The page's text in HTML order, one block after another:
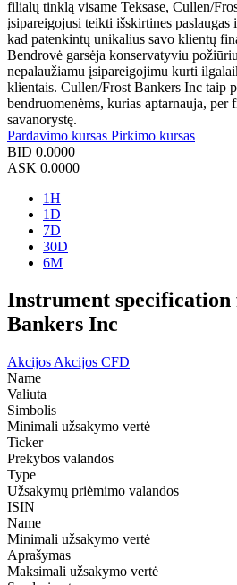
filialų tinklą visame Teksase, Cullen/
įsipareigojusi teikti išskirtines paslaugas
kad patenkintų unikalius savo klientų
Bendrovė garsėja konservatyviu
nepalaužiamu įsipareigojimu kurti
klientais. Cullen/Frost Bankers Inc taip
bendruomenėms, kurias aptarnauja,
savanorystę.
Pardavimo kursas Pirkimo kursas
BID 0.0000
ASK 0.0000
1H
1D
7D
30D
6M
Instrument
Bankers Inc
Akcijos Akcijos CFD
Name
Valiuta
Simbolis
Minimali užsakymo vertė
Ticker
Prekybos valandos
Type
Užsakymų priėmimo valandos
ISIN
Name
Minimali užsakymo vertė
Aprašymas
Maksimali užsakymo vertė